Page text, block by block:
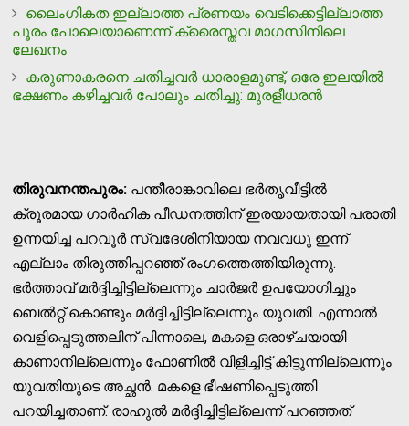
ലൈംഗികത ഇല്ലാത്ത പ്രണയം വെടിക്കെട്ടില്ലാത്ത
പൂരം പോലെയാണെന്ന് ക്രൈസ്തവ മാഗസിനിലെ
ലേഖനം
കരുണാകരനെ ചതിച്ചവര്‍ ധാരാളമുണ്ട്, ഒരേ ഇലയില്‍
ഭക്ഷണം കഴിച്ചവര്‍ പോലും ചതിച്ചു: മുരളീധരന്‍
തിരുവനന്തപുരം: പന്തീരാങ്കാവിലെ ഭര്‍തൃവീട്ടില്‍
ക്രൂരമായ ഗാര്‍ഹിക പീഡനത്തിന് ഇരയായതായി പരാതി
ഉന്നയിച്ച പറവൂര്‍ സ്വദേശിനിയായ നവവധു ഇന്ന്
എല്ലാം തിരുത്തിപ്പറഞ്ഞ് രംഗത്തെത്തിയിരുന്നു.
ഭര്‍ത്താവ് മര്‍ദ്ദിച്ചിട്ടില്ലെന്നും ചാര്‍ജര്‍ ഉപയോഗിച്ചും
ബെല്‍റ്റ് കൊണ്ടും മര്‍ദ്ദിച്ചിട്ടില്ലെന്നും യുവതി. എന്നാല്‍
വെളിപ്പെടുത്തലിന് പിന്നാലെ, മകളെ ഒരാഴ്ചയായി
കാണാനില്ലെന്നും ഫോണില്‍ വിളിച്ചിട്ട് കിട്ടുന്നില്ലെന്നും
യുവതിയുടെ അച്ഛന്‍. മകളെ ഭീഷണിപ്പെടുത്തി
പറയിച്ചതാണ്. രാഹുല്‍ മര്‍ദ്ദിച്ചിട്ടില്ലെന്ന് പറഞ്ഞത്